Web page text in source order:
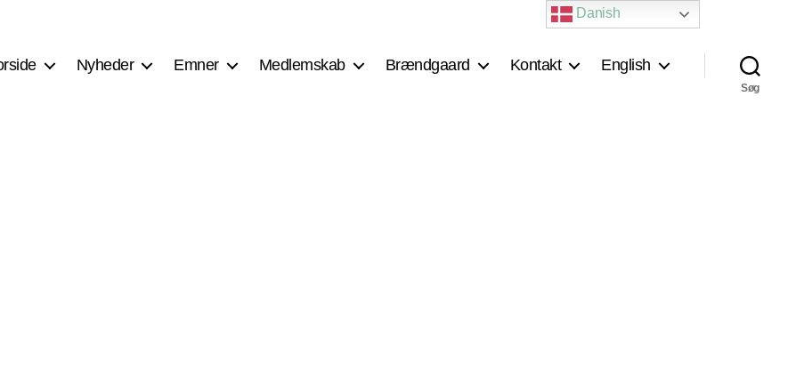
Nyheder Emner Medlemskab Brændgaard Kontakt English
Søg
Danish